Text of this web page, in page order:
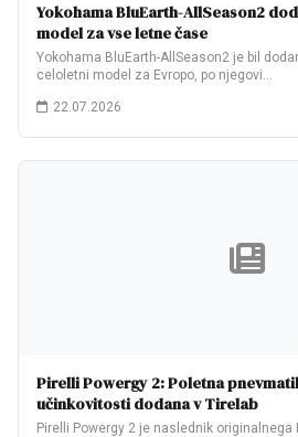
Yokohama BluEarth-AllSeason2
model za vse letne čase
Yokohama BluEarth-AllSeason2 je bil
celoletni model za Evropo, po njegovi…
22.07.2026
Pirelli Powergy 2: Poletna
učinkovitosti dodana v Tirelab
Pirelli Powergy 2 je naslednik originalnega